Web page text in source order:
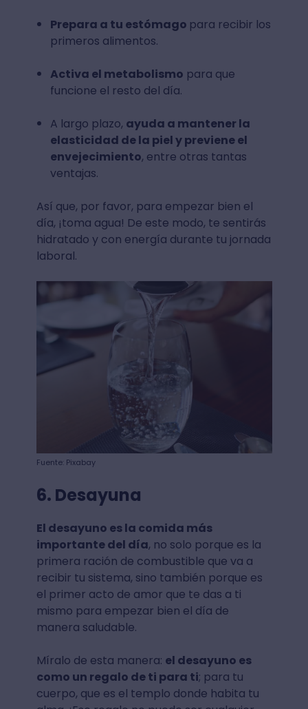
Prepara a tu estómago para recibir los
primeros alimentos.
Activa el metabolismo para que
funcione el resto del día.
A largo plazo, ayuda a mantener la
elasticidad de la piel y previene el
envejecimiento, entre otras tantas
ventajas.
Así que, por favor, para empezar bien el
día, ¡toma agua! De este modo, te sentirás
hidratado y con energía durante tu jornada
laboral.
Fuente: Pixabay
6. Desayuna
El desayuno es la comida más
importante del día, no solo porque es la
primera ración de combustible que va a
recibir tu sistema, sino también porque es
el primer acto de amor que te das a ti
mismo para empezar bien el día de
manera saludable.
Míralo de esta manera: el desayuno es
como un regalo de ti para ti; para tu
cuerpo, que es el templo donde habita tu